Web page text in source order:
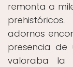
remonta a
adornos
presencia
valoraba la